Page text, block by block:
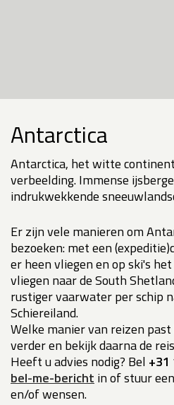
Antarctica
Antarctica, het witte
verbeelding. Immense
indrukwekkende
Er zijn vele manieren om
bezoeken: met een
er heen vliegen en op ski's
vliegen naar de South
rustiger vaarwater per schip
Schiereiland.
Welke manier van reizen
verder en bekijk daarna de
Heeft u advies nodig? Bel +31
bel-me-berichtin of stuur een
en/of wensen.